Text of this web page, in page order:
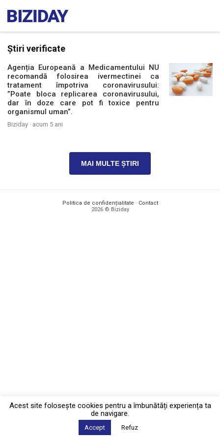
Știri verificate
Agenția Europeană a Medicamentului NU
recomandă folosirea ivermectinei ca
tratament împotriva coronavirusului:
”Poate bloca replicarea coronavirusului,
dar în doze care pot fi toxice pentru
organismul uman”.
Biziday · acum 5 ani
MAI MULTE ȘTIRI
Politica de confidențialitate · Contact
2026 © Biziday
Acest site foloseşte cookies pentru a îmbunătăți experiența ta
de navigare.
Accept Refuz